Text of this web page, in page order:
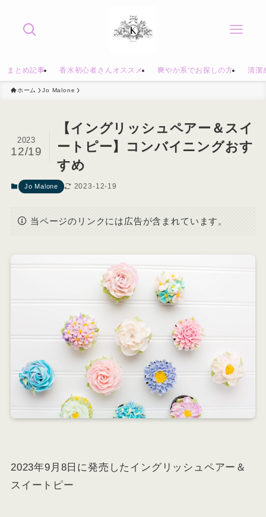
まとめ記事 香水初心者さんオススメ 爽やか系でお探しの方 清潔
ホーム Jo Malone
【イングリッシュペアー＆スイ
ートピー】コンバイニングおす
すめ
2023
12/19
Jo Malone 2023-12-19
当ページのリンクには広告が含まれています。
2023年9月8日に発売したイングリッシュペアー＆
スイートピー